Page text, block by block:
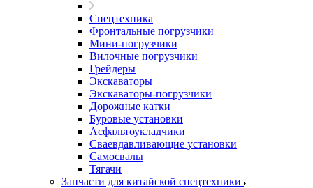
Спецтехника
Фронтальные погрузчики
Мини-погрузчики
Вилочные погрузчики
Грейдеры
Экскаваторы
Экскаваторы-погрузчики
Дорожные катки
Буровые установки
Асфальтоукладчики
Сваевдавливающие установки
Самосвалы
Тягачи
Запчасти для китайской спецтехники